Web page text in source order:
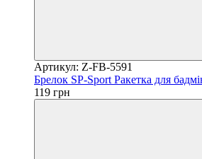
Артикул: Z-FB-5591
Брелок SP-Sport Ракетка для
119 грн